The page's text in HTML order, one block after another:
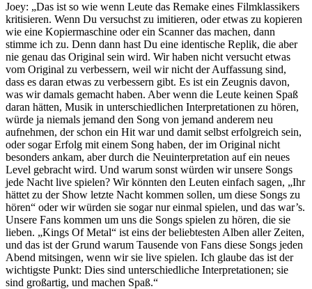
Joey: „Das ist so wie wenn Leute das Remake eines Filmklassikers
kritisieren. Wenn Du versuchst zu imitieren, oder etwas zu kopieren
wie eine Kopiermaschine oder ein Scanner das machen, dann
stimme ich zu. Denn dann hast Du eine identische Replik, die aber
nie genau das Original sein wird. Wir haben nicht versucht etwas
vom Original zu verbessern, weil wir nicht der Auffassung sind,
dass es daran etwas zu verbessern gibt. Es ist ein Zeugnis davon,
was wir damals gemacht haben. Aber wenn die Leute keinen Spaß
daran hätten, Musik in unterschiedlichen Interpretationen zu hören,
würde ja niemals jemand den Song von jemand anderem neu
aufnehmen, der schon ein Hit war und damit selbst erfolgreich sein,
oder sogar Erfolg mit einem Song haben, der im Original nicht
besonders ankam, aber durch die Neuinterpretation auf ein neues
Level gebracht wird. Und warum sonst würden wir unsere Songs
jede Nacht live spielen? Wir könnten den Leuten einfach sagen, „Ihr
hättet zu der Show letzte Nacht kommen sollen, um diese Songs zu
hören“ oder wir würden sie sogar nur einmal spielen, und das war’s.
Unsere Fans kommen um uns die Songs spielen zu hören, die sie
lieben. „Kings Of Metal“ ist eins der beliebtesten Alben aller Zeiten,
und das ist der Grund warum Tausende von Fans diese Songs jeden
Abend mitsingen, wenn wir sie live spielen. Ich glaube das ist der
wichtigste Punkt: Dies sind unterschiedliche Interpretationen; sie
sind großartig, und machen Spaß.“